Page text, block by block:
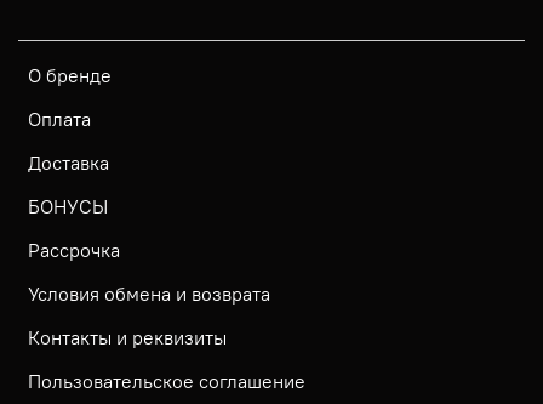
О бренде
Оплата
Доставка
БОНУСЫ
Рассрочка
Условия обмена и возврата
Контакты и реквизиты
Пользовательское соглашение